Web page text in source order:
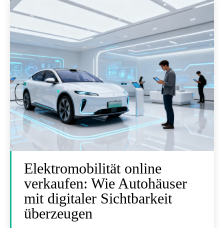
Elektromobilität online
verkaufen: Wie Autohäuser
mit digitaler Sichtbarkeit
überzeugen